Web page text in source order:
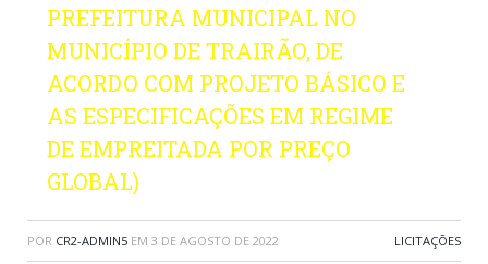
PREFEITURA MUNICIPAL NO
MUNICÍPIO DE TRAIRÃO, DE
ACORDO COM PROJETO BÁSICO E
AS ESPECIFICAÇÕES EM REGIME
DE EMPREITADA POR PREÇO
GLOBAL)
POR CR2-ADMIN5 EM 3 DE AGOSTO DE 2022 LICITAÇÕES